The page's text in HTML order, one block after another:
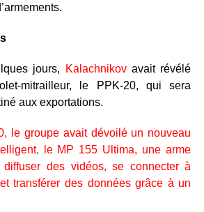
jours, Kalachnikovavait révélé
mitrailleur, le PPK-20, qui sera
aux exportations.
le groupe avait dévoilé un nouveau
le MP 155 Ultima, une arme
des vidéos, se connecter à
transférer des données grâce à un